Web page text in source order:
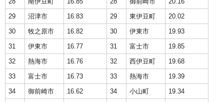
29
沼津市 16.83 29 東伊豆町
20.02
30
牧之原市 16.82 30 伊東市
19.93
31
伊東市 16.77 31 富士市
19.85
32
熱海市 16.76 32 西伊豆町
19.68
33
富士市 16.73 33 熱海市
19.39
34
御前崎市 16.62 34 小山町
19.34